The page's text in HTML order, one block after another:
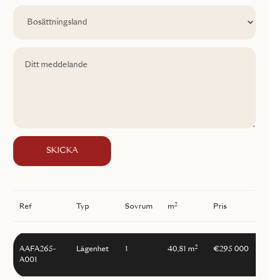
SKICKA
Ref Typ Sovrum m2 Pris
AAFA265-
A001
Lägenhet 1 40,81 m2 €295 000